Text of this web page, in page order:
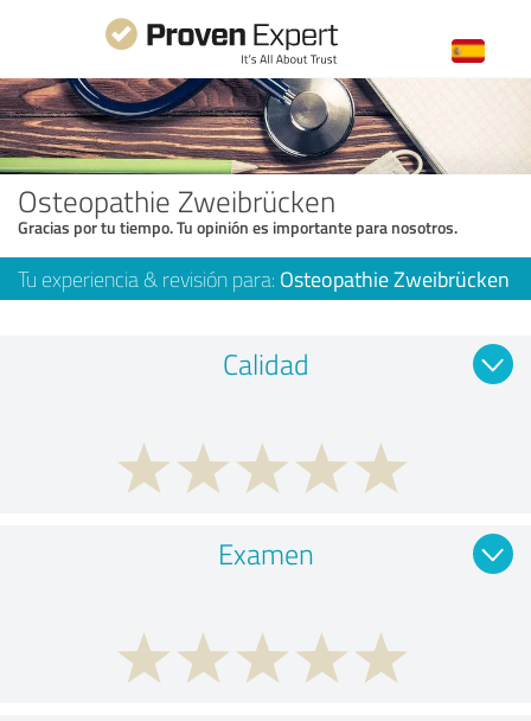
Osteopathie Zweibrücken
Gracias por tu tiempo. Tu opinión es importante para nosotros.
Tu experiencia & revisión para: Osteopathie Zweibrücken
Calidad
Examen